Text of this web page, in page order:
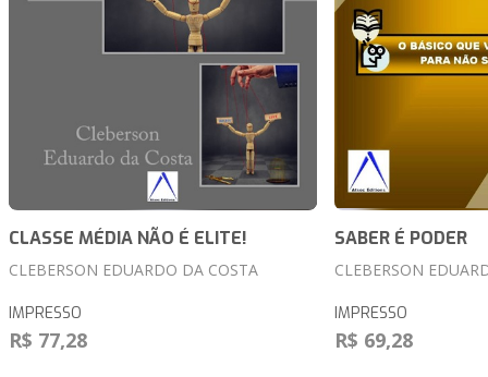
CLASSE MÉDIA NÃO É ELITE!
CLEBERSON EDUARDO DA COSTA
IMPRESSO
R$ 77,28
SABER É PODER
CLEBERSON
IMPRESSO
R$ 69,28